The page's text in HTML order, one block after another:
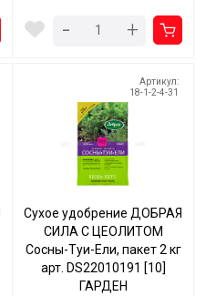
- +
Артикул:
18-1-2-4-31
Сухое удобрение ДОБРАЯ
СИЛА С ЦЕОЛИТОМ
Сосны-Туи-Ели, пакет 2 кг
арт. DS22010191 [10]
ГАРДЕН